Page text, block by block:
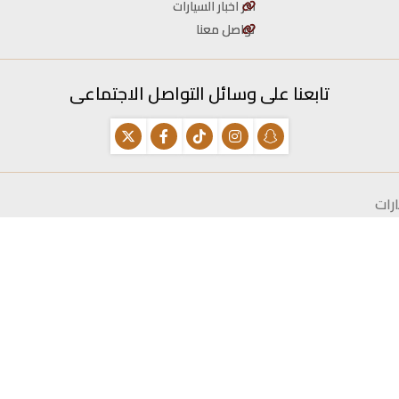
اخر اخبار السيارات
تواصل معنا
تابعنا على وسائل التواصل الاجتماعى